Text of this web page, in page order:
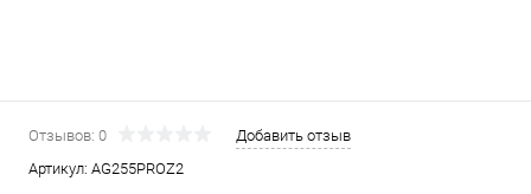
Отзывов: 0
Добавить отзыв
Артикул: AG255PROZ2